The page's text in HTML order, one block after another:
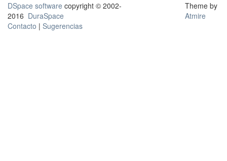
DSpace software copyright © 2002-
2016 DuraSpace
Contacto | Sugerencias
Theme by
Atmire